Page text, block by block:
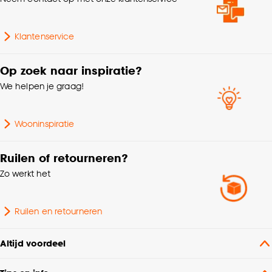
Klantenservice
Op zoek naar inspiratie?
We helpen je graag!
Wooninspiratie
Ruilen of retourneren?
Zo werkt het
Ruilen en retourneren
Altijd voordeel